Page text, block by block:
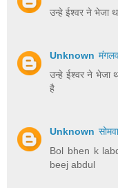
उन्हे ईश्वर ने भेजा
Unknown
उन्हे ईश्वर ने भेजा
है
Unknown
Bol bhen k
beej abdul